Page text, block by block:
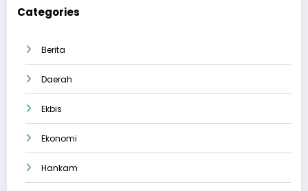
Categories
Berita
Daerah
Ekbis
Ekonomi
Hankam